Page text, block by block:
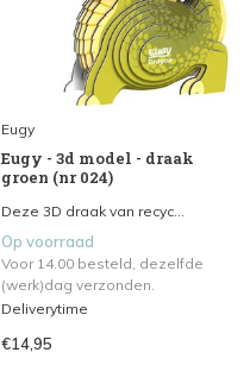
Eugy
Eugy - 3d model - draak
groen (nr 024)
Deze 3D draak van recyc...
Op voorraad
Voor 14.00 besteld, dezelfde
(werk)dag verzonden.
Deliverytime
€14,95